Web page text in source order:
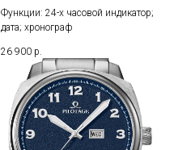
Функции: 24-х часовой индикатор;
дата; хронограф
26 900 р.